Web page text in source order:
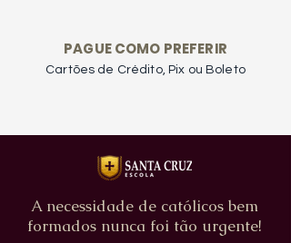
PAGUE COMO PREFERIR
Cartões de Crédito, Pix ou Boleto
A necessidade de católicos bem
formados nunca foi tão urgente!